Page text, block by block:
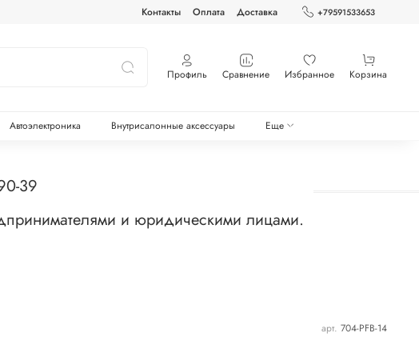
Контакты Оплата Доставка +79591533653
Профиль Сравнение Избранное Корзина
Автоэлектроника Внутрисалонные аксессуары Еще
39
и юридическими лицами.
арт. 704-PFB-14